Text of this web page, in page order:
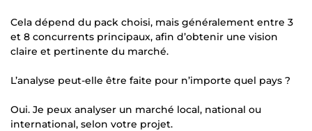
Cela dépend du pack choisi, mais généralement entre 3
et 8 concurrents principaux, afin d’obtenir une vision
claire et pertinente du marché.
L’analyse peut-elle être faite pour n’importe quel pays ?
Oui. Je peux analyser un marché local, national ou
international, selon votre projet.